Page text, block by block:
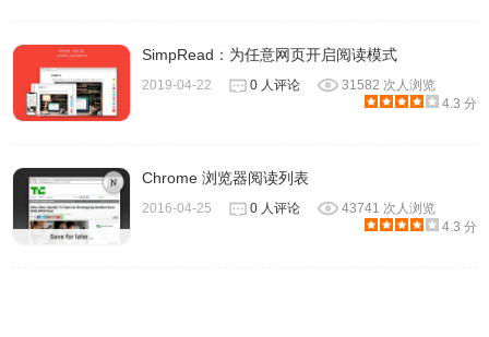
4、点击插件图标会打开一个新的标签页如图，点击登录即
可。
SimpRead：为任意网页开启阅读模式
2019-04-22 0 人评论
31582 次人浏览
4.3 分
Chrome 浏览器阅读列表
2016-04-25 0 人评论
43741 次人浏览
4.3 分